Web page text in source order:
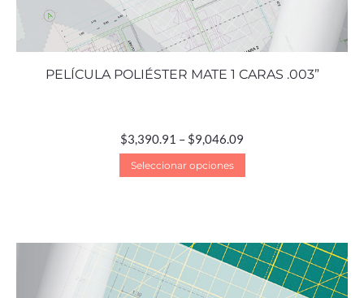
PELÍCULA POLIÉSTER MATE 1 CARAS .003”
$3,390.91 – $9,046.09
Seleccionar opciones